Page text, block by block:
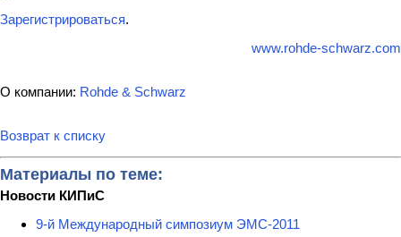
Зарегистрироваться.
www.rohde-schwarz.com
О компании: Rohde & Schwarz
Возврат к списку
Материалы по теме:
Новости КИПиС
9-й Международный симпозиум ЭМС-2011